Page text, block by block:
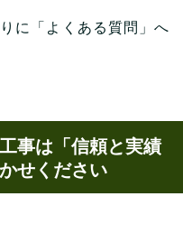
に「よくある質問」へ
事は「信頼と実績
せください